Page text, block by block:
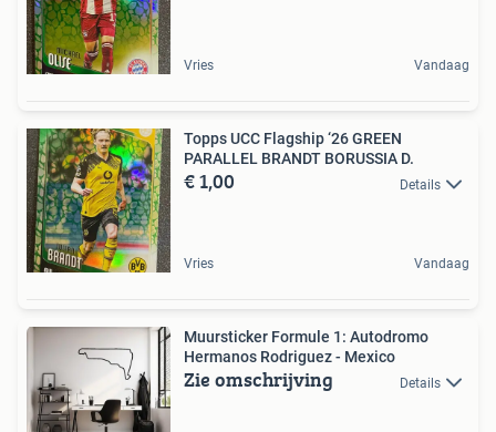
Vries Vandaag
Topps UCC Flagship ‘26 GREEN
PARALLEL BRANDT BORUSSIA D.
€ 1,00 Details
Vries Vandaag
Muursticker Formule 1: Autodromo
Hermanos Rodriguez - Mexico
Zie omschrijving Details